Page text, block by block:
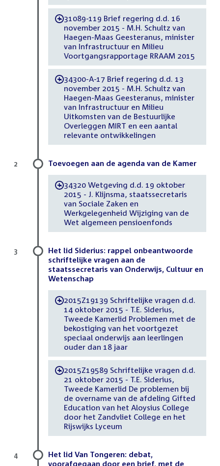
-31089-119 Brief regering d.d. 16
november 2015 - M.H. Schultz van
Haegen-Maas Geesteranus, minister
van Infrastructuur en Milieu
Voortgangsrapportage RRAAM 2015
-34300-A-17 Brief regering d.d. 13
november 2015 - M.H. Schultz van
Haegen-Maas Geesteranus, minister
van Infrastructuur en Milieu
Uitkomsten van de Bestuurlijke
Overleggen MIRT en een aantal
relevante ontwikkelingen
Toevoegen aan de agenda van de Kamer
-34320 Wetgeving d.d. 19 oktober
2015 - J. Klijnsma, staatssecretaris
van Sociale Zaken en
Werkgelegenheid Wijziging van de
Wet algemeen pensioenfonds
2
Het lid Siderius: rappel onbeantwoorde
schriftelijke vragen aan de
staatssecretaris van Onderwijs, Cultuur en
Wetenschap
-2015Z19139 Schriftelijke vragen d.d.
14 oktober 2015 - T.E. Siderius,
Tweede Kamerlid Problemen met de
bekostiging van het voortgezet
speciaal onderwijs aan leerlingen
ouder dan 18 jaar
-2015Z19589 Schriftelijke vragen d.d.
21 oktober 2015 - T.E. Siderius,
Tweede Kamerlid De problemen bij
de overname van de afdeling Gifted
Education van het Aloysius College
door het Zandvliet College en het
Rijswijks Lyceum
3
Het lid Van Tongeren: debat,
voorafgegaan door een brief, met de
4